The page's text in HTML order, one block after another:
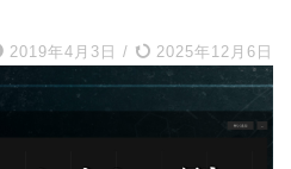
2019年4月3日 / 2025年12月6日